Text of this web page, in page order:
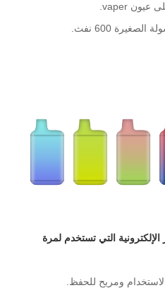
التي تستخدم لمرة